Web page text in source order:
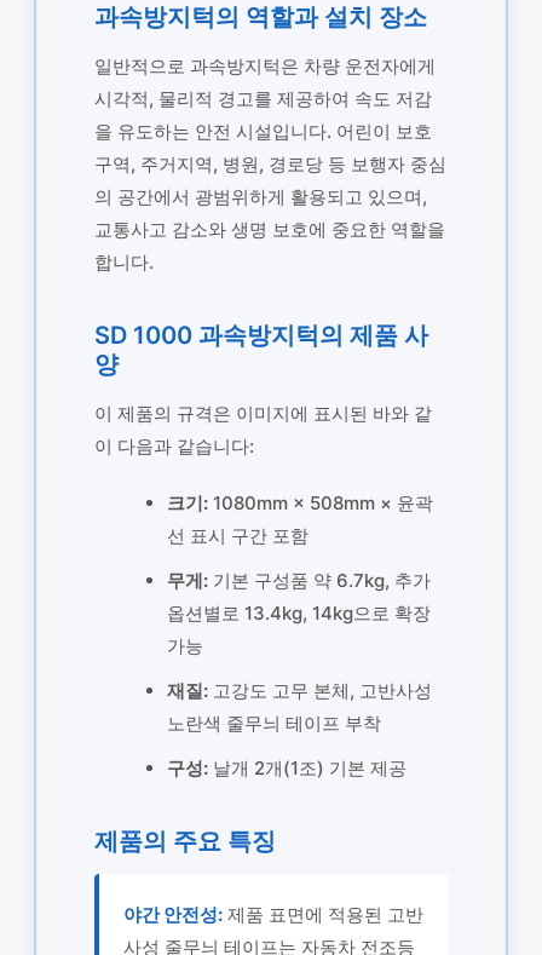
과속방지턱의 역할과 설치 장소
일반적으로 과속방지턱은 차량 운전자에게
시각적, 물리적 경고를 제공하여 속도 저감
을 유도하는 안전 시설입니다. 어린이 보호
구역, 주거지역, 병원, 경로당 등 보행자 중심
의 공간에서 광범위하게 활용되고 있으며,
교통사고 감소와 생명 보호에 중요한 역할을
합니다.
SD 1000 과속방지턱의 제품 사
양
이 제품의 규격은 이미지에 표시된 바와 같
이 다음과 같습니다:
크기:1080mm × 508mm × 윤곽
선 표시 구간 포함
무게:기본 구성품 약 6.7kg, 추가
옵션별로 13.4kg, 14kg으로 확장
가능
재질:고강도 고무 본체, 고반사성
노란색 줄무늬 테이프 부착
구성:날개 2개(1조) 기본 제공
제품의 주요 특징
야간 안전성:제품 표면에 적용된 고반
사성 줄무늬 테이프는 자동차 전조등